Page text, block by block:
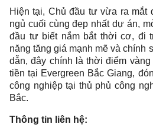
Hiện tại, Chủ đầu tư vừa ra mắt
ngủ cuối cùng đẹp nhất dự án,
đầu tư biết nắm bắt thời cơ, đi
năng tăng giá mạnh mẽ và chính
dẫn, đây chính là thời điểm
tiền tại Evergreen Bắc Giang,
công nghiệp tại thủ phủ công
Bắc.
Thông tin liên hệ: